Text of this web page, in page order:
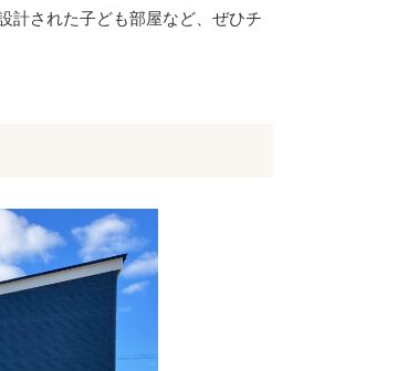
計された子ども部屋など、ぜひチ